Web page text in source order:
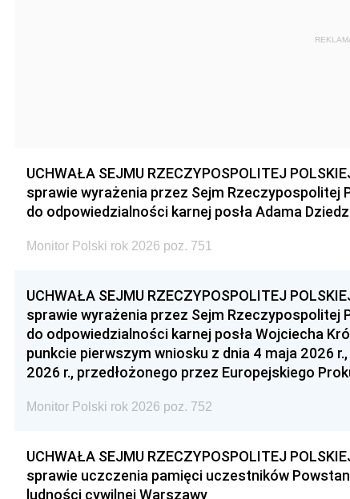
UCHWAŁA SEJMU RZECZYPOSPOLITEJ
sprawie wyrażenia przez Sejm Rzeczypospolitej
do odpowiedzialności karnej posła Adama
Monitor Polski rok 2026 poz. 751
UCHWAŁA SEJMU RZECZYPOSPOLITEJ
sprawie wyrażenia przez Sejm Rzeczypospolitej
do odpowiedzialności karnej posła Wojciecha
punkcie pierwszym wniosku z dnia 4 maja 2026
2026 r., przedłożonego przez Europejskiego
Monitor Polski rok 2026 poz. 752
UCHWAŁA SEJMU RZECZYPOSPOLITEJ
sprawie uczczenia pamięci uczestników
ludności cywilnej Warszawy